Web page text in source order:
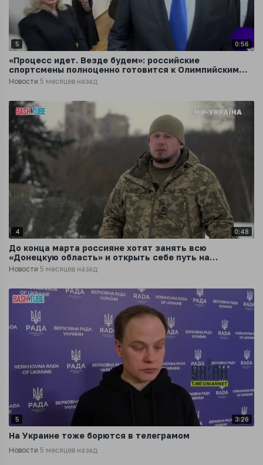
5 0:56
«Процесс идет. Везде будем»: российские
спортсмены полноценно готовится к Олимпийским
играм 2028 года в Лос-Анджелесе
Новости 5 месяцев назад
4 0:48
До конца марта россияне хотят занять всю
«Донецкую область» и открыть себе путь на
Запорожье, Херсон, Николаев и Одессу
Новости 5 месяцев назад
5 3:26
На Украине тоже борются в телеграмом
Новости 5 месяцев назад